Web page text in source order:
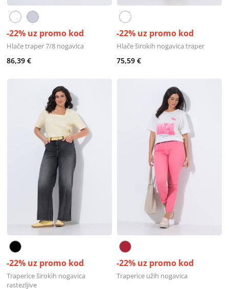
-22% uz promo kod
Hlače traper 7/8 nogavica
86,39 €
-22% uz promo kod
Hlače širokih nogavica traper
75,59 €
-22% uz promo kod
Traperice širokih nogavica
rastezljive
-22% uz promo kod
Traperice užih nogavica